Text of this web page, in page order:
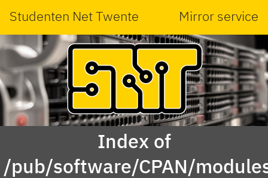
Studenten Net Twente Mirror service
Index of
/pub/software/CPAN/